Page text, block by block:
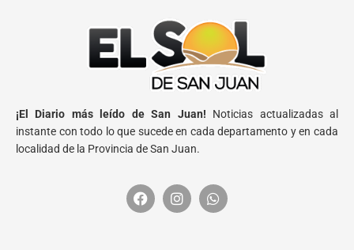
¡El Diario más leído de San Juan! Noticias actualizadas al
instante con todo lo que sucede en cada departamento y en cada
localidad de la Provincia de San Juan.